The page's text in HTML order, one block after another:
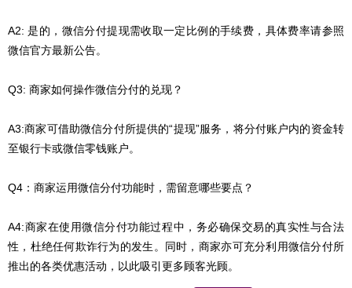
A2: 是的，微信分付提现需收取一定比例的手续费，具体费率请参照
微信官方最新公告。
Q3: 商家如何操作微信分付的兑现？
A3:商家可借助微信分付所提供的“提现”服务，将分付账户内的资金转
至银行卡或微信零钱账户。
Q4： 商家运用微信分付功能时，需留意哪些要点？
A4:商家在使用微信分付功能过程中，务必确保交易的真实性与合法
性，杜绝任何欺诈行为的发生。同时，商家亦可充分利用微信分付所
推出的各类优惠活动，以此吸引更多顾客光顾。